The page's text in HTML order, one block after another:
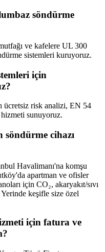
söndürme
ve kafelere UL 300
sistemleri kuruyoruz.
için
risk analizi, EN 54
sunuyoruz.
cihazı
Havalimanı'na komşu
apartman ve ofisler
için CO₂, akaryakıt/sıvı
keşifle size özel
için fatura ve